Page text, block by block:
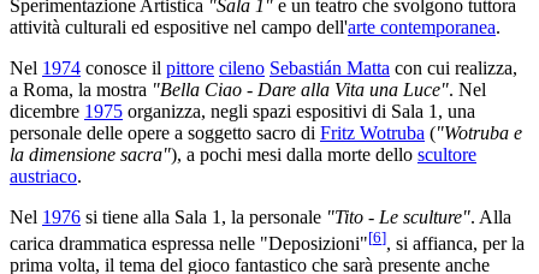
Sperimentazione Artistica "Sala 1" e un teatro che svolgono tuttora
attività culturali ed espositive nel campo dell'arte contemporanea.
Nel 1974 conosce il pittore cileno Sebastián Matta con cui realizza,
a Roma, la mostra "Bella Ciao - Dare alla Vita una Luce". Nel
dicembre 1975 organizza, negli spazi espositivi di Sala 1, una
personale delle opere a soggetto sacro di Fritz Wotruba ("Wotruba e
la dimensione sacra"), a pochi mesi dalla morte dello scultore
austriaco.
Nel 1976 si tiene alla Sala 1, la personale "Tito - Le sculture". Alla
carica drammatica espressa nelle "Deposizioni"[6], si affianca, per la
prima volta, il tema del gioco fantastico che sarà presente anche